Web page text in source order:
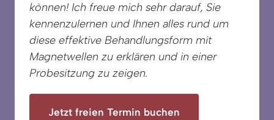
können! Ich freue mich sehr darauf, Sie
kennenzulernen und Ihnen alles rund um
diese effektive Behandlungsform mit
Magnetwellen zu erklären und in einer
Probesitzung zu zeigen.
Jetzt freien Termin buchen